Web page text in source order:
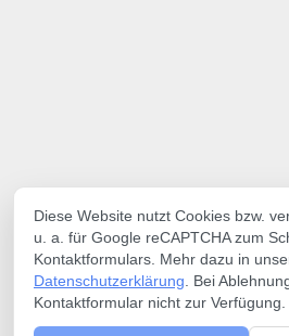
Diese Website nutzt Cookies bzw.
u. a. für Google reCAPTCHA zum
Kontaktformulars. Mehr dazu in
Datenschutzerklärung . Bei
Kontaktformular nicht zur Verfügung.